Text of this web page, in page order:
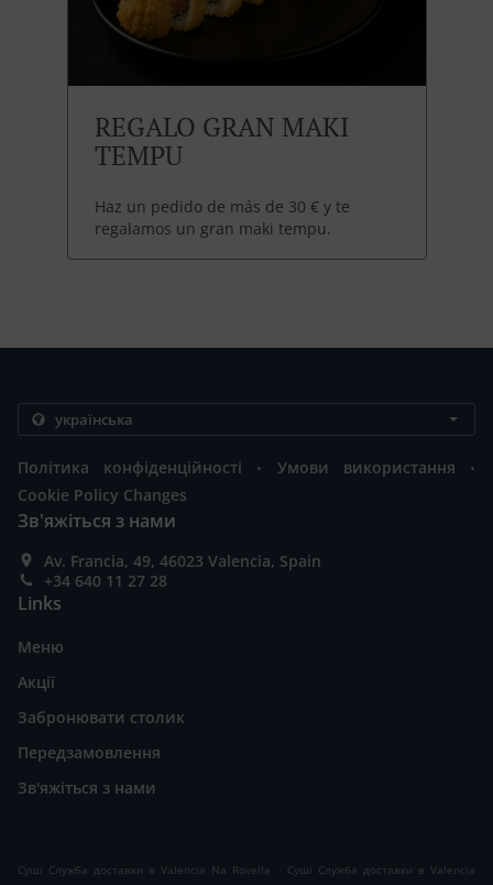
REGALO GRAN MAKI
TEMPU
Haz un pedido de más de 30 € y te
regalamos un gran maki tempu.
Політика конфіденційності . Умови використання .
Cookie Policy Changes
Зв'яжіться з нами
Av. Francia, 49, 46023 Valencia, Spain
+34 640 11 27 28
Links
Меню
Акції
Забронювати столик
Передзамовлення
Зв'яжіться з нами
Суші Служба доставки в Valencia Na Rovella . Суші Служба доставки в Valencia